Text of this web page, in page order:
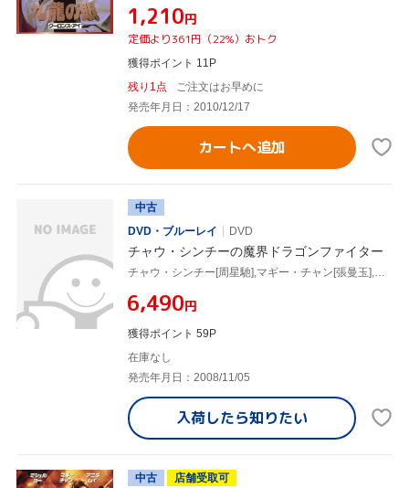
¥1,210円
定価より361円（22%）おトク
獲得ポイント 11P
残り1点
ご注文はお早めに
発売年月日：2010/12/17
カートへ追加
中古
DVD・ブルーレイ
DVD
チャウ・シンチーの魔界ドラゴンファイター
¥6,490円
獲得ポイント 59P
在庫なし
発売年月日：2008/11/05
入荷したら知りたい
中古
店舗受取可